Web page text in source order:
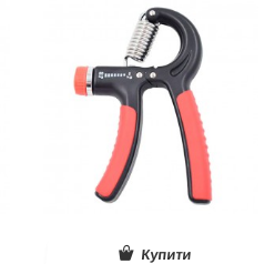
Купити